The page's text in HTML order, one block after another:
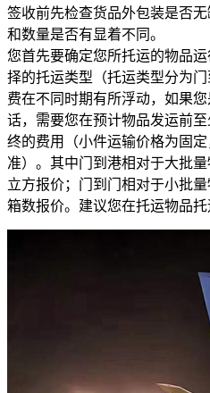
签收前先检查货品外包装是否
和数量是否有显着不同。
您首先要确定您所托运的物品
择的托运类型（托运类型分为
费在不同时期有所浮动，如果
话，需要您在预计物品发运前
终的费用（小件运输价格为固
准）。其中门到港相对于大批
立方报价；门到门相对于小批
箱数报价。建议您在托运物品托